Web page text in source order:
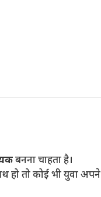
बनना चाहता है।
हो तो कोई भी युवा अपने